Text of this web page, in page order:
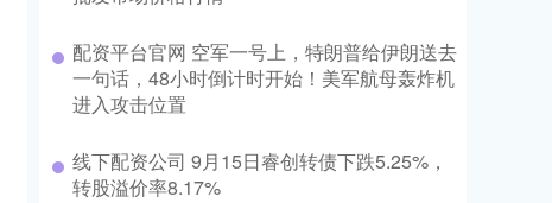
配资平台官网 空军一号上，特朗普给伊朗送去
一句话，48小时倒计时开始！美军航母轰炸机
进入攻击位置
线下配资公司 9月15日睿创转债下跌5.25%，
转股溢价率8.17%